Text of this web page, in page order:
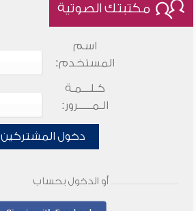
مكتبتك الصوتية
اسم
المستخدم:
كـلـــمـة
الـمـــــرور:
دخول المشتركين
أو الدخول بحساب